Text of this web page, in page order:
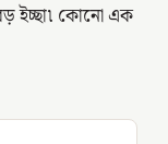
ইচ্ছা৷ কোনো এক